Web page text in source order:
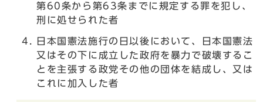
第60条から第63条までに規定する罪を犯し、
刑に処せられた者
日本国憲法施行の日以後において、日本国憲法
又はその下に成立した政府を暴力で破壊するこ
とを主張する政党その他の団体を結成し、又は
これに加入した者